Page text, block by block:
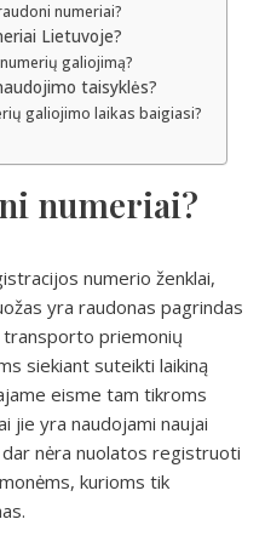
numeriai?
Lietuvoje?
galiojimą?
taisyklės?
galiojimo laikas baigiasi?
numeriai?
numerio ženklai,
yra raudonas pagrindas
transporto priemonių
siekiant suteikti laikiną
eisme tam tikroms
jie yra naudojami naujai
nėra nuolatos registruoti
kurioms tik